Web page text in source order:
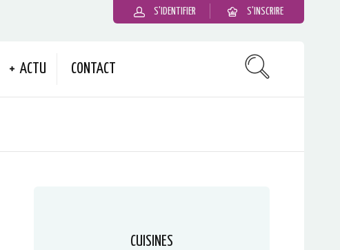
S'IDENTIFIER S'INSCRIRE
ACTU CONTACT
CUISINES